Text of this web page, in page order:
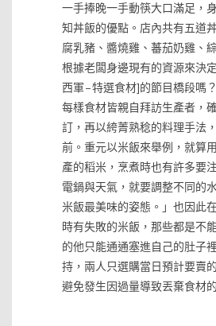
一手捧晚一手動筷大口滿足，
知丼飯的優點。店內共有五道
腐乳豬、醬燒雞、蕃茄奶雞、
根據老闆身邊現有的資源來決
西軍–特選食材]的節目橋段嗎
每樣食材皆親自拜訪生產者，
訂，再以絝菁熟稔的料理手法
前。重元以米飯來舉例，就算
產的稻米，烹煮時也有許多要
電鍋與天氣，就要調整不同的
米飯最美味的姿態。」也因此
時有失敗的米飯，那些都是不
的他只能通通塞進自己的肚子
持，兩人只選購當日預計要賣
避免發生因過量導致丟棄食材